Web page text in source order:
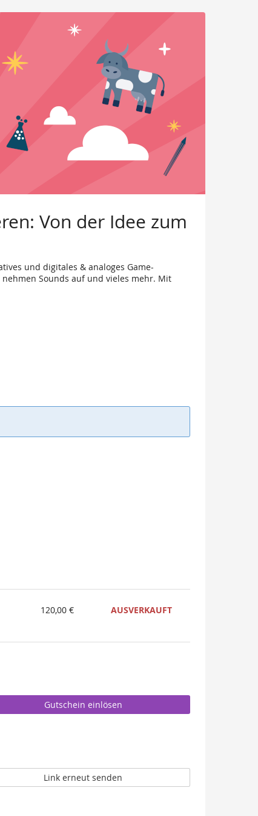
Von der Idee zum
und digitales & analoges Game-
Sounds auf und vieles mehr. Mit
120,00 € AUSVERKAUFT
Gutschein einlösen
Link erneut senden